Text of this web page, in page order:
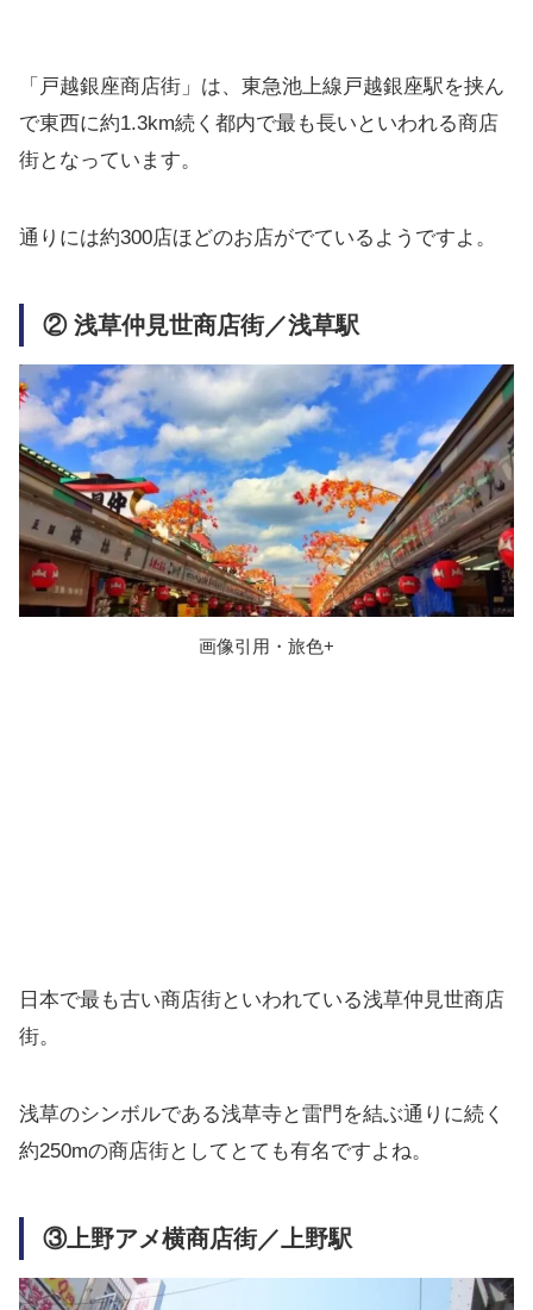
「戸越銀座商店街」は、東急池上線戸越銀座駅を挟ん
で東西に約1.3km続く都内で最も長いといわれる商店
街となっています。
通りには約300店ほどのお店がでているようですよ。
② 浅草仲見世商店街／浅草駅
画像引用・旅色+
日本で最も古い商店街といわれている浅草仲見世商店
街。
浅草のシンボルである浅草寺と雷門を結ぶ通りに続く
約250mの商店街としてとても有名ですよね。
③上野アメ横商店街／上野駅